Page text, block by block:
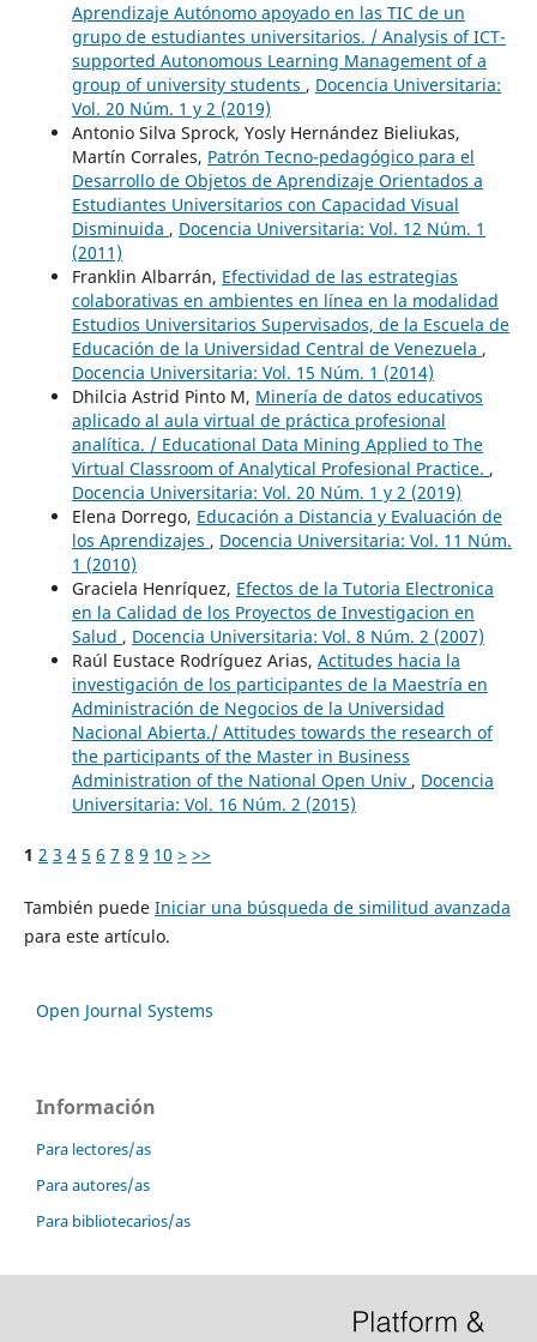
Aprendizaje Autónomo apoyado en las TIC de un
grupo de estudiantes universitarios. / Analysis of ICT-
supported Autonomous Learning Management of a
group of university students , Docencia Universitaria:
Vol. 20 Núm. 1 y 2 (2019)
Antonio Silva Sprock, Yosly Hernández Bieliukas,
Martín Corrales, Patrón Tecno-pedagógico para el
Desarrollo de Objetos de Aprendizaje Orientados a
Estudiantes Universitarios con Capacidad Visual
Disminuida , Docencia Universitaria: Vol. 12 Núm. 1
(2011)
Franklin Albarrán, Efectividad de las estrategias
colaborativas en ambientes en línea en la modalidad
Estudios Universitarios Supervisados, de la Escuela de
Educación de la Universidad Central de Venezuela ,
Docencia Universitaria: Vol. 15 Núm. 1 (2014)
Dhilcia Astrid Pinto M, Minería de datos educativos
aplicado al aula virtual de práctica profesional
analítica. / Educational Data Mining Applied to The
Virtual Classroom of Analytical Profesional Practice. ,
Docencia Universitaria: Vol. 20 Núm. 1 y 2 (2019)
Elena Dorrego, Educación a Distancia y Evaluación de
los Aprendizajes , Docencia Universitaria: Vol. 11 Núm.
1 (2010)
Graciela Henríquez, Efectos de la Tutoria Electronica
en la Calidad de los Proyectos de Investigacion en
Salud , Docencia Universitaria: Vol. 8 Núm. 2 (2007)
Raúl Eustace Rodríguez Arias, Actitudes hacia la
investigación de los participantes de la Maestría en
Administración de Negocios de la Universidad
Nacional Abierta./ Attitudes towards the research of
the participants of the Master in Business
Administration of the National Open Univ , Docencia
Universitaria: Vol. 16 Núm. 2 (2015)
1 2 3 4 5 6 7 8 9 10 > >>
También puede Iniciar una búsqueda de similitud avanzada
para este artículo.
Open Journal Systems
Información
Para lectores/as
Para autores/as
Para bibliotecarios/as